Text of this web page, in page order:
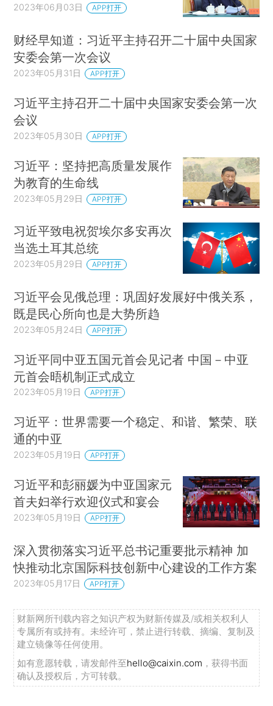
2023年06月03日 APP打开
财经早知道：习近平主持召开二十届中央国家
安委会第一次会议
2023年05月31日 APP打开
习近平主持召开二十届中央国家安委会第一次
会议
2023年05月30日 APP打开
习近平：坚持把高质量发展作
为教育的生命线
2023年05月29日 APP打开
习近平致电祝贺埃尔多安再次
当选土耳其总统
2023年05月29日 APP打开
习近平会见俄总理：巩固好发展好中俄关系，
既是民心所向也是大势所趋
2023年05月24日 APP打开
习近平同中亚五国元首会见记者 中国－中亚
元首会晤机制正式成立
2023年05月19日 APP打开
习近平：世界需要一个稳定、和谐、繁荣、联
通的中亚
2023年05月19日 APP打开
习近平和彭丽媛为中亚国家元
首夫妇举行欢迎仪式和宴会
2023年05月19日 APP打开
深入贯彻落实习近平总书记重要批示精神 加
快推动北京国际科技创新中心建设的工作方案
2023年05月17日 APP打开
财新网所刊载内容之知识产权为财新传媒及/或相关权利人
专属所有或持有。未经许可，禁止进行转载、摘编、复制及
建立镜像等任何使用。
如有意愿转载，请发邮件至hello@caixin.com ，获得书面
确认及授权后，方可转载。